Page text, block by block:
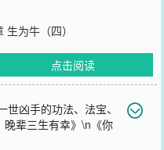
生为牛（四）
点击阅读
世凶手的功法、法宝、
辈三生有幸》\n《你